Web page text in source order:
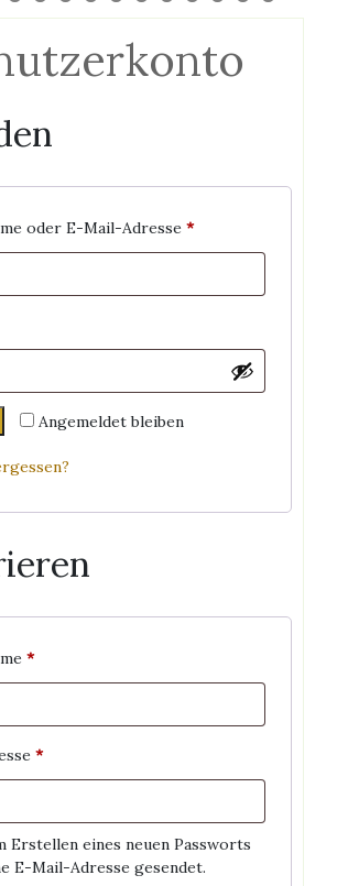
oder E-Mail-Adresse *Erforderlich
Angemeldet bleiben
*Erforderlich
*Erforderlich
Erstellen eines neuen Passworts
E-Mail-Adresse gesendet.